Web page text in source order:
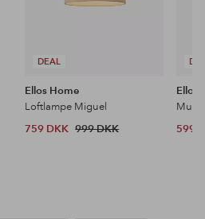
DEAL
Ellos Home
Loftlampe Miguel
759 DKK 999 DKK
Ellos
599